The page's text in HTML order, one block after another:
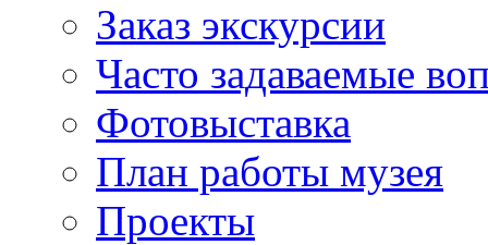
Заказ экскурсии
Часто задаваемые
Фотовыставка
План работы музея
Проекты